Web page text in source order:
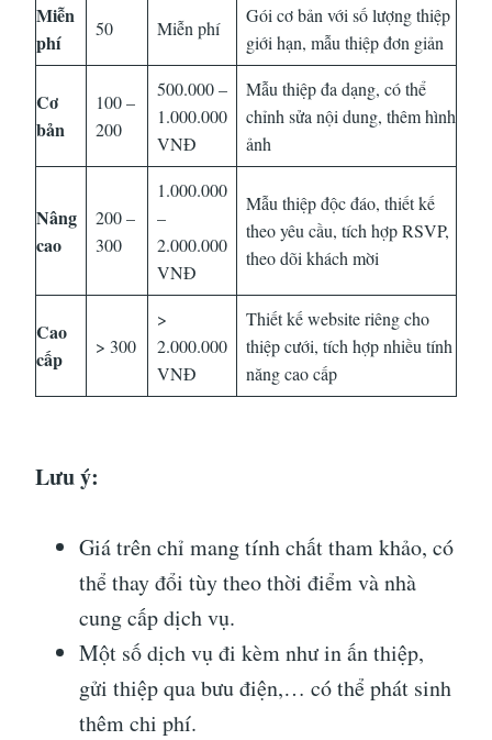
Miễn
phí
50 Miễn phí
Gói cơ bản với số lượng thiệp
giới hạn, mẫu thiệp đơn giản
Cơ
bản
100 –
200
500.000 –
1.000.000
VNĐ
Mẫu thiệp đa dạng, có thể
chỉnh sửa nội dung, thêm hình
ảnh
Nâng
cao
200 –
300
1.000.000
–
2.000.000
VNĐ
Mẫu thiệp độc đáo, thiết kế
theo yêu cầu, tích hợp RSVP,
theo dõi khách mời
Cao
cấp
> 300
>
2.000.000
VNĐ
Thiết kế website riêng cho
thiệp cưới, tích hợp nhiều tính
năng cao cấp
Lưu ý:
Giá trên chỉ mang tính chất tham khảo, có
thể thay đổi tùy theo thời điểm và nhà
cung cấp dịch vụ.
Một số dịch vụ đi kèm như in ấn thiệp,
gửi thiệp qua bưu điện,… có thể phát sinh
thêm chi phí.